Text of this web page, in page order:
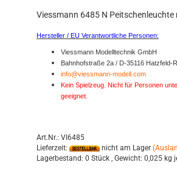
Viessmann 6485 N Peitschenleuchte
Hersteller / EU Verantwortliche Personen:
Viessmann Modelltechnik GmbH
Bahnhofstraße 2a / D-35116 Hatzfeld-
info@viessmann-modell.com
Kein Spielzeug. Nicht für Personen
geeignet.
Art.Nr.: VI6485
Lieferzeit:
nicht am Lager
Lagerbestand: 0 Stück , Gewicht: 0,025 kg